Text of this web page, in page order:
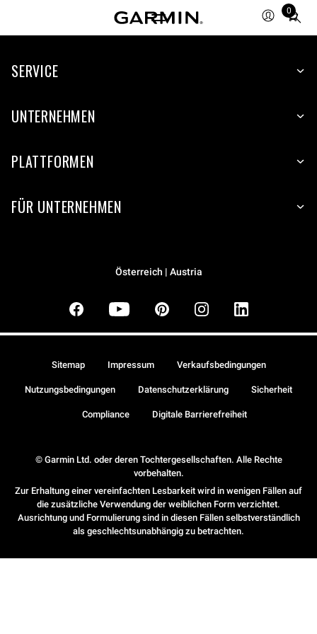
0
Total
items
cart:
SERVICE
UNTERNEHMEN
PLATTFORMEN
FÜR UNTERNEHMEN
Österreich | Austria
© Garmin Ltd. oder deren Tochtergesellschaften. Alle Rechte
vorbehalten.
Zur Erhaltung einer vereinfachten Lesbarkeit wird in wenigen Fällen auf
die zusätzliche Verwendung der weiblichen Form verzichtet.
Ausrichtung und Formulierung sind in diesen Fällen selbstverständlich
als geschlechtsunabhängig zu betrachten.
Sitemap Impressum Verkaufsbedingungen
Nutzungsbedingungen Datenschutzerklärung Sicherheit
Compliance Digitale Barrierefreiheit